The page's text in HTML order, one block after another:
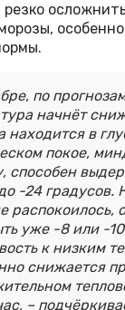
по
начнёт
находится в
покое,
способен
-24 градусов.
распокоилось,
уже -8 или -
к низким
снижается
–